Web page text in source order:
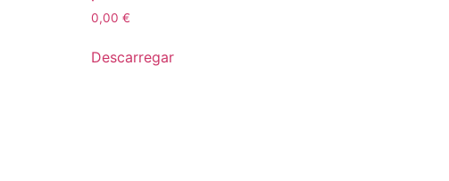
0,00 €
Descarregar